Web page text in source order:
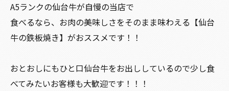
A5ランクの仙台牛が自慢の当店で
食べるなら、お肉の美味しさをそのまま味わえる【仙台
牛の鉄板焼き】がおススメです！！
おとおしにもひと口仙台牛をお出ししているので少し食
べてみたいお客様も大歓迎です！！！